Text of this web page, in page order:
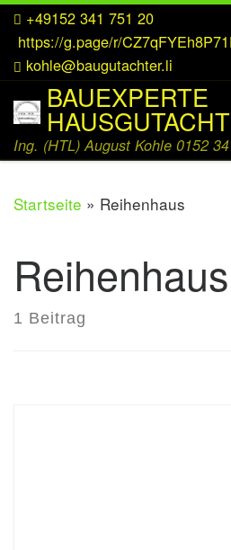
Zum Inhalt springen
+49152 341 751 20
https://g.page/r/
kohle@baugutachter.li
BAUEXPERTE
Ing. (HTL) August Kohle 0152
Startseite » Reihenhaus
Reihenhaus
1 Beitrag